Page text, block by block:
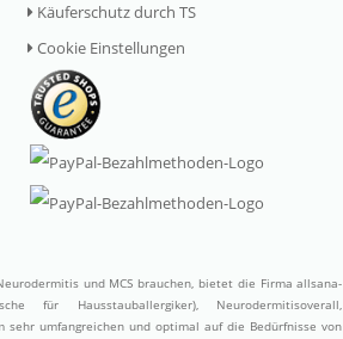
Käuferschutz durch TS
Cookie Einstellungen
und MCS brauchen, bietet die Firma allsana-
für Hausstauballergiker), Neurodermitisoverall,
umfangreichen und optimal auf die Bedürfnisse von